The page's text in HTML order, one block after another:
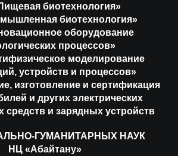
биотехнология»
биотехнология»
оборудование
процессов»
моделирование
устройств и процессов»
изготовление и сертификация
и других электрических
средств и зарядных устройств
ГУМАНИТАРНЫХ НАУК
НЦ «Абайтану»